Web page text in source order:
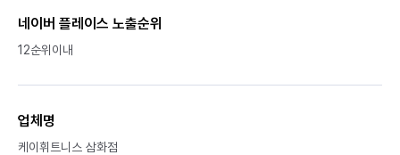
네이버 플레이스 노출순위
12순위이내
업체명
케이휘트니스 삼화점